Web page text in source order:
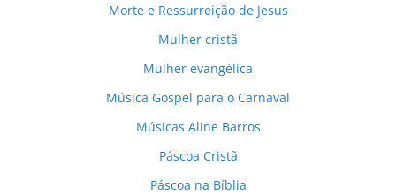
Morte e Ressurreição de Jesus
Mulher cristã
Mulher evangélica
Música Gospel para o Carnaval
Músicas Aline Barros
Páscoa Cristã
Páscoa na Bíblia